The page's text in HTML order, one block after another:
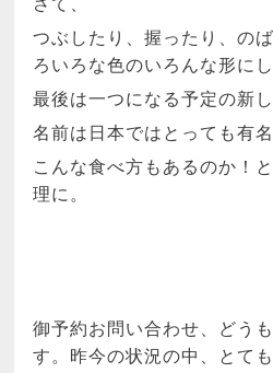
つぶしたり、握ったり、の
ろいろな色のいろんな形に
最後は一つになる予定の新
名前は日本ではとっても有
こんな食べ方もあるのか！
理に。
御予約お問い合わせ、どう
す。昨今の状況の中、とて